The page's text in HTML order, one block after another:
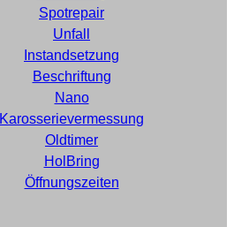
Spotrepair
Unfall
Instandsetzung
Beschriftung
Nano
Karosserievermessung
Oldtimer
HolBring
Öffnungszeiten